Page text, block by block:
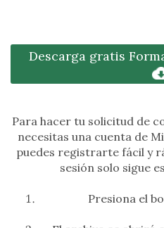
Descarga gratis
Para hacer tu solicitud de
necesitas una cuenta de
puedes registrarte fácil y
sesión solo sigue
Presiona el